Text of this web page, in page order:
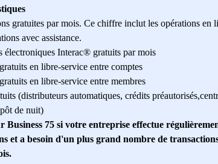
gratuites par mois. Ce chiffre inclut les opérations en
avec assistance.
électroniques Interac® gratuits par mois
en libre-service entre comptes
en libre-service entre membres
(distributeurs automatiques, crédits
de nuit)
Business 75 si votre entreprise effectue
et a besoin d'un plus grand nombre de